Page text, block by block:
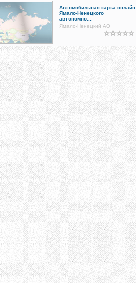
Автомобильная карта онлайн
Ямало-Ненецкого
автономно...
Ямало-Ненецкий АО